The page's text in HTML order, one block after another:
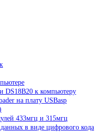
DS18B20 к компьютеру
на плату USBasp
433мгц и 315мгц
в виде цифрового кода